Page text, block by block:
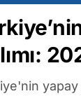
yapay